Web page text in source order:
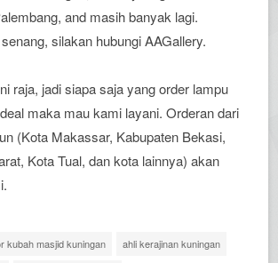
and masih banyak lagi.
silakan hubungi AAGallery.
raja, jadi siapa saja yang order lampu
maka mau kami layani. Orderan dari
(Kota Makassar, Kabupaten Bekasi,
Kota Tual, dan kota lainnya) akan
kubah masjid kuningan
ahli kerajinan kuningan